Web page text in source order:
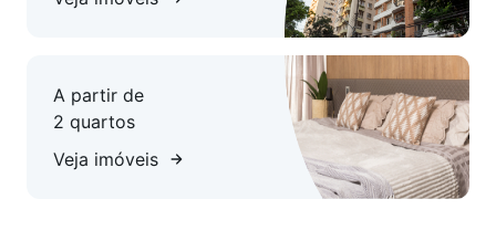
A partir de
2 quartos
Veja imóveis